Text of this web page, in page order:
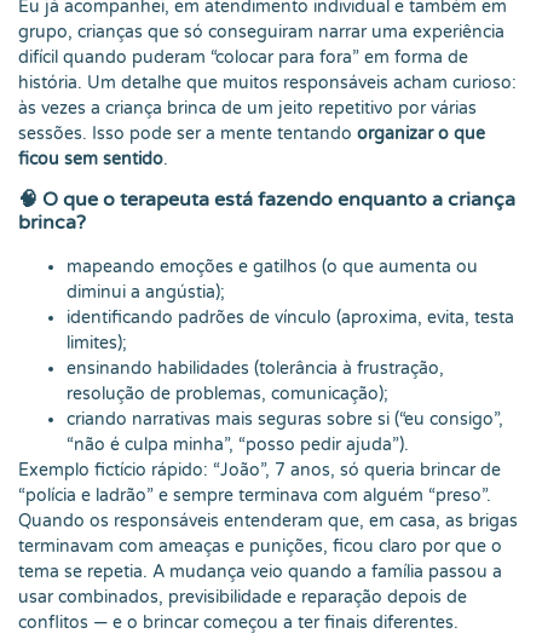
Eu já acompanhei, em atendimento individual e também em
grupo, crianças que só conseguiram narrar uma experiência
difícil quando puderam “colocar para fora” em forma de
história. Um detalhe que muitos responsáveis acham curioso:
às vezes a criança brinca de um jeito repetitivo por várias
sessões. Isso pode ser a mente tentando organizar o que
ficou sem sentido.
🧠 O que o terapeuta está fazendo enquanto a criança
brinca?
mapeando emoções e gatilhos (o que aumenta ou
diminui a angústia);
identificando padrões de vínculo (aproxima, evita, testa
limites);
ensinando habilidades (tolerância à frustração,
resolução de problemas, comunicação);
criando narrativas mais seguras sobre si (“eu consigo”,
“não é culpa minha”, “posso pedir ajuda”).
Exemplo fictício rápido: “João”, 7 anos, só queria brincar de
“polícia e ladrão” e sempre terminava com alguém “preso”.
Quando os responsáveis entenderam que, em casa, as brigas
terminavam com ameaças e punições, ficou claro por que o
tema se repetia. A mudança veio quando a família passou a
usar combinados, previsibilidade e reparação depois de
conflitos — e o brincar começou a ter finais diferentes.